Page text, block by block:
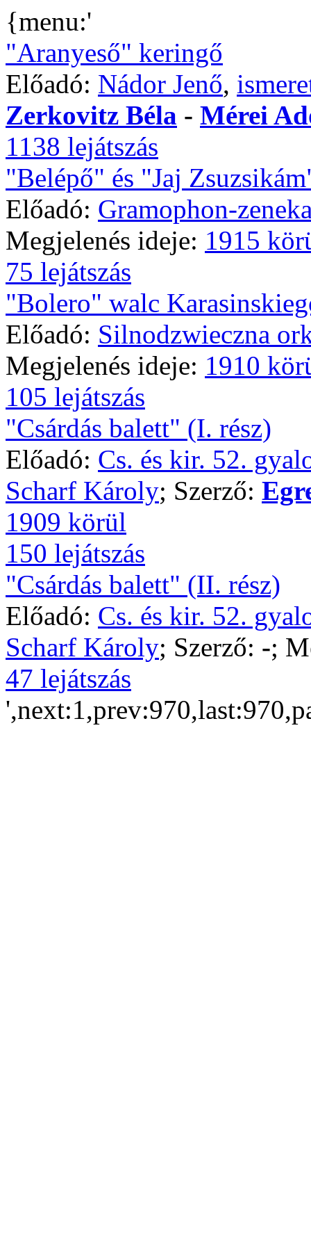
{menu:'
"Aranyeső" keringő
Előadó: Nádor Jenő,
Zerkovitz Béla - Mérei
1138 lejátszás
"Belépő" és "Jaj
Előadó: Gramophon-
Megjelenés ideje: 1915
75 lejátszás
"Bolero" walc
Előadó: Silnodzwieczna
Megjelenés ideje: 1910
105 lejátszás
"Csárdás balett" (I. rész)
Előadó: Cs. és kir. 52.
Scharf Károly; Szerző:
1909 körül
150 lejátszás
"Csárdás balett" (II. rész)
Előadó: Cs. és kir. 52.
Scharf Károly; Szerző: -;
47 lejátszás